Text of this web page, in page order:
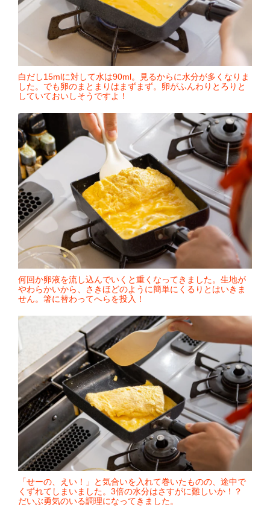
白だし15mlに対して水は90ml。見るからに水分が多くなりま
した。でも卵のまとまりはまずまず。卵がふんわりとろりと
していておいしそうですよ！
何回か卵液を流し込んでいくと重くなってきました。生地が
やわらかいから、さきほどのように簡単にくるりとはいきま
せん。箸に替わってへらを投入！
「せーの、えい！」と気合いを入れて巻いたものの、途中で
くずれてしまいました。3倍の水分はさすがに難しいか！？
だいぶ勇気のいる調理になってきました。